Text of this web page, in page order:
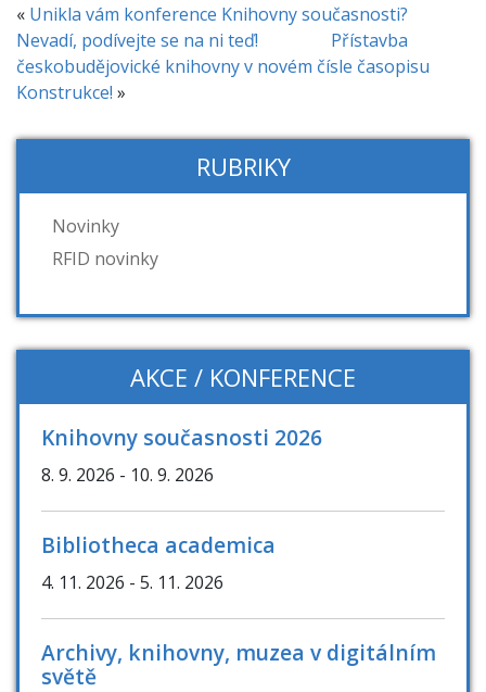
« Unikla vám konference Knihovny současnosti?
Nevadí, podívejte se na ni teď!
Přístavba
českobudějovické knihovny v novém čísle časopisu
Konstrukce! »
RUBRIKY
Novinky
RFID novinky
AKCE / KONFERENCE
Knihovny současnosti 2026
8. 9. 2026 - 10. 9. 2026
Bibliotheca academica
4. 11. 2026 - 5. 11. 2026
Archivy, knihovny, muzea v digitálním
světě